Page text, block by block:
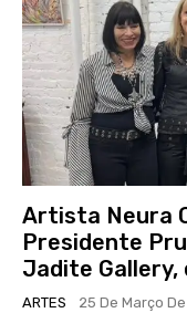
Artista Neura
Presidente
Jadite Gallery,
ARTES
25 De Março